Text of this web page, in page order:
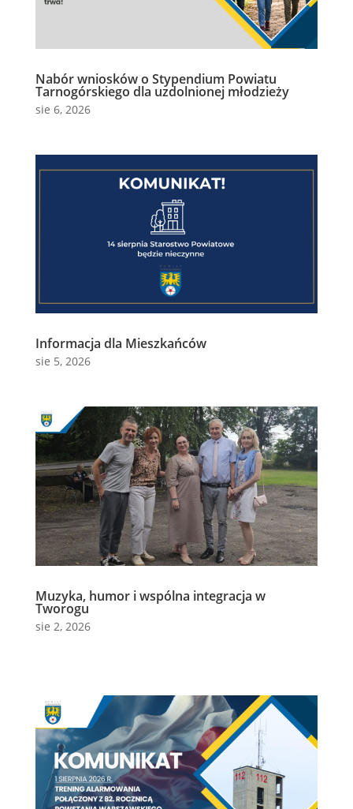
Nabór wniosków o Stypendium Powiatu
Tarnogórskiego dla uzdolnionej młodzieży
sie 6, 2026
Informacja dla Mieszkańców
sie 5, 2026
Muzyka, humor i wspólna integracja w
Tworogu
sie 2, 2026